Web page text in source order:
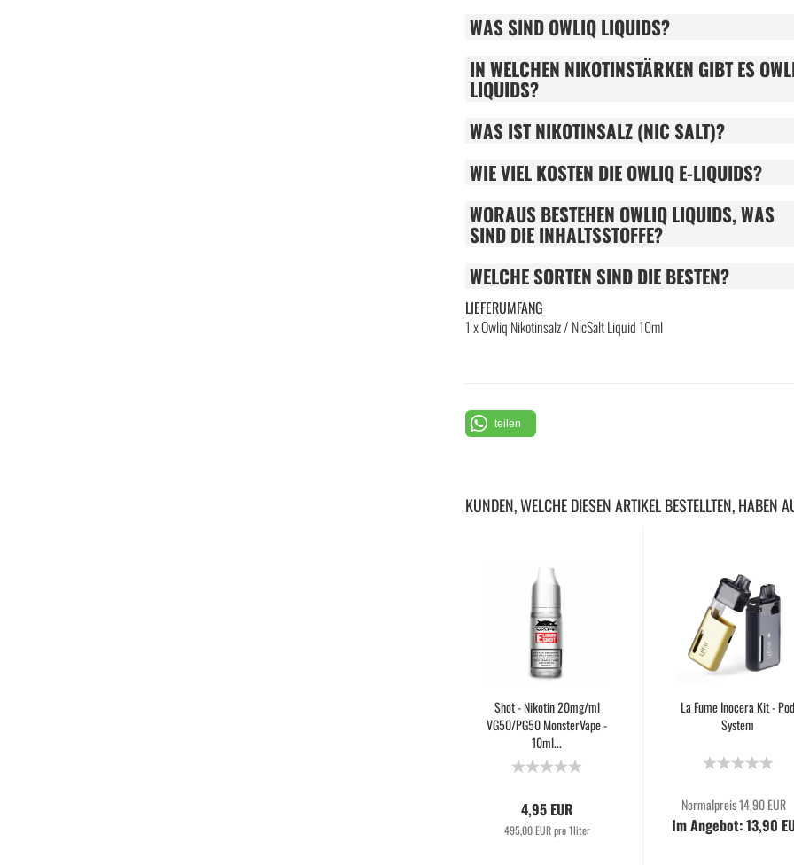
WAS SIND OWLIQ LIQUIDS?
IN WELCHEN NIKOTINSTÄRKEN GIBT ES
LIQUIDS?
WAS IST NIKOTINSALZ (NIC SALT)?
WIE VIEL KOSTEN DIE OWLIQ E-LIQUIDS?
WORAUS BESTEHEN OWLIQ LIQUIDS, WAS
SIND DIE INHALTSSTOFFE?
WELCHE SORTEN SIND DIE BESTEN?
LIEFERUMFANG
1 x Owliq Nikotinsalz / NicSalt Liquid 10ml
teilen
KUNDEN, WELCHE DIESEN ARTIKEL BESTELLTEN, HABEN
Shot - Nikotin 20mg/ml
VG50/PG50 MonsterVape -
10ml...
4,95 EUR
495,00 EUR pro 1liter
La Fume Inocera Kit - Pod
System
Normalpreis 14,90 EUR
Im Angebot: 13,90